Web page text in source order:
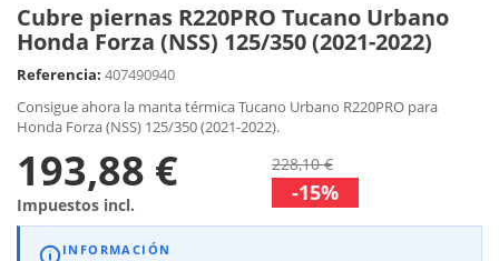
Cubre piernas R220PRO Tucano Urbano
Honda Forza (NSS) 125/350 (2021-2022)
Referencia: 407490940
Consigue ahora la manta térmica Tucano Urbano R220PRO para
Honda Forza (NSS) 125/350 (2021-2022).
193,88 €
Impuestos incl.
228,10 €
-15%
INFORMACIÓN